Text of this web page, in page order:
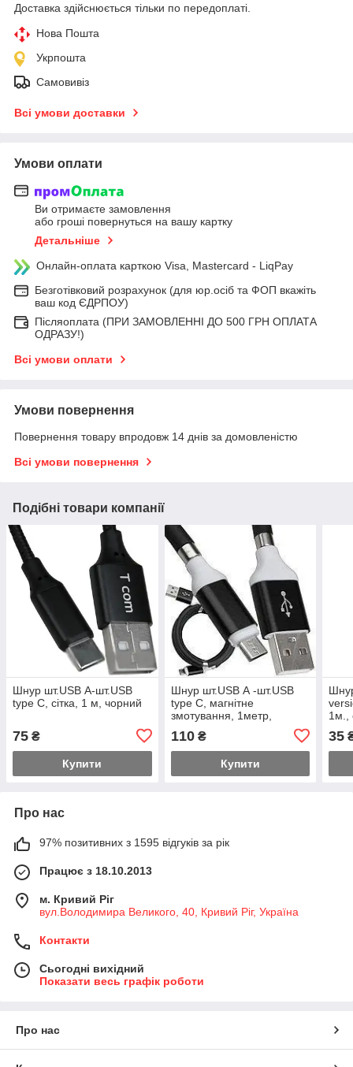
Доставка здійснюється тільки по передоплаті.
Нова Пошта
Укрпошта
Самовивіз
Всі умови доставки
Умови оплати
Ви отримаєте замовлення
або гроші повернуться на вашу картку
Детальніше
Онлайн-оплата карткою Visa, Mastercard - LiqPay
Безготівковий розрахунок (для юр.осіб та ФОП вкажіть
ваш код ЄДРПОУ)
Післяоплата (ПРИ ЗАМОВЛЕННІ ДО 500 ГРН ОПЛАТА
ОДРАЗУ!)
Всі умови оплати
Умови повернення
Повернення товару впродовж 14 днів за домовленістю
Всі умови повернення
Подібні товари компанії
Шнур шт.USB А-шт.USB
type C, сітка, 1 м, чорний
75 ₴
Купити
Шнур шт.USB А -шт.USB
type C, магнітне
змотування, 1метр,
110₴
Купити
1м.,
35
Про нас
97% позитивних з 1595 відгуків за рік
Працює з 18.10.2013
м. Кривий Ріг
вул.Володимира Великого, 40, Кривий Ріг, Україна
Контакти
Сьогодні вихідний
Показати весь графік роботи
Про нас